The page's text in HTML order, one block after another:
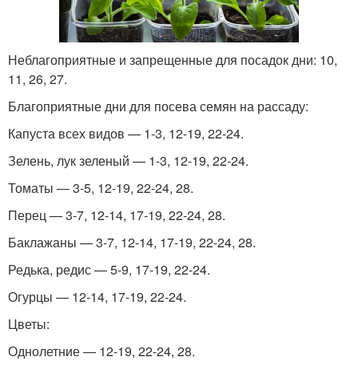
Неблагоприятные и запрещенные для посадок дни: 10,
11, 26, 27.
Благоприятные дни для посева семян на рассаду:
Капуста всех видов — 1-3, 12-19, 22-24.
Зелень, лук зеленый — 1-3, 12-19, 22-24.
Томаты — 3-5, 12-19, 22-24, 28.
Перец — 3-7, 12-14, 17-19, 22-24, 28.
Баклажаны — 3-7, 12-14, 17-19, 22-24, 28.
Редька, редис — 5-9, 17-19, 22-24.
Огурцы — 12-14, 17-19, 22-24.
Цветы:
Однолетние — 12-19, 22-24, 28.